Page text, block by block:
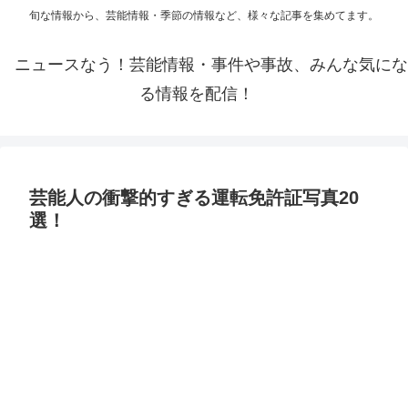
旬な情報から、芸能情報・季節の情報など、様々な記事を集めてます。
ニュースなう！芸能情報・事件や事故、みんな気にな
る情報を配信！
芸能人の衝撃的すぎる運転免許証写真20
選！